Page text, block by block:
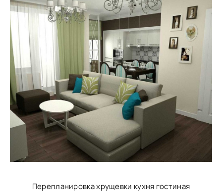
Перепланировка хрущевки кухня гостиная